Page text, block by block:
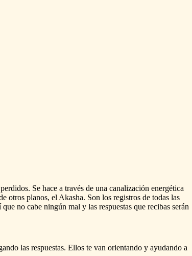
perdidos. Se hace a través de una canalización energética
otros planos, el Akasha. Son los registros de todas las
que no cabe ningún mal y las respuestas que recibas serán
las respuestas. Ellos te van orientando y ayudando a